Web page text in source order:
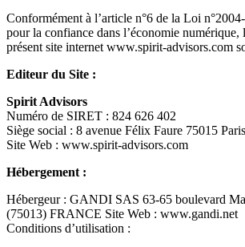
Conformément à l’article n°6 de la Loi
pour la confiance dans l’économie numérique,
présent site internet www.spirit-advisors.com
Editeur du Site :
Spirit Advisors
Numéro de SIRET : 824 626 402
Siège social : 8 avenue Félix Faure 75015 Paris
Site Web : www.spirit-advisors.com
Hébergement :
Hébergeur : GANDI SAS 63-65 boulevard
(75013) FRANCE Site Web : www.gandi.net
Conditions d’utilisation :